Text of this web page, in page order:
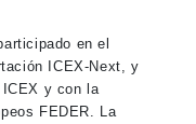
en el
ICEX-Next, y
y con la
FEDER. La